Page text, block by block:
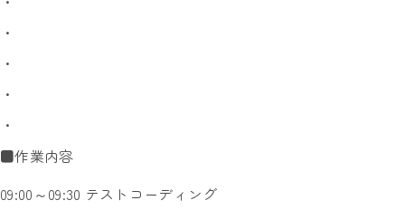
・
・
・
・
■作業内容
09:00～09:30 テストコーディング